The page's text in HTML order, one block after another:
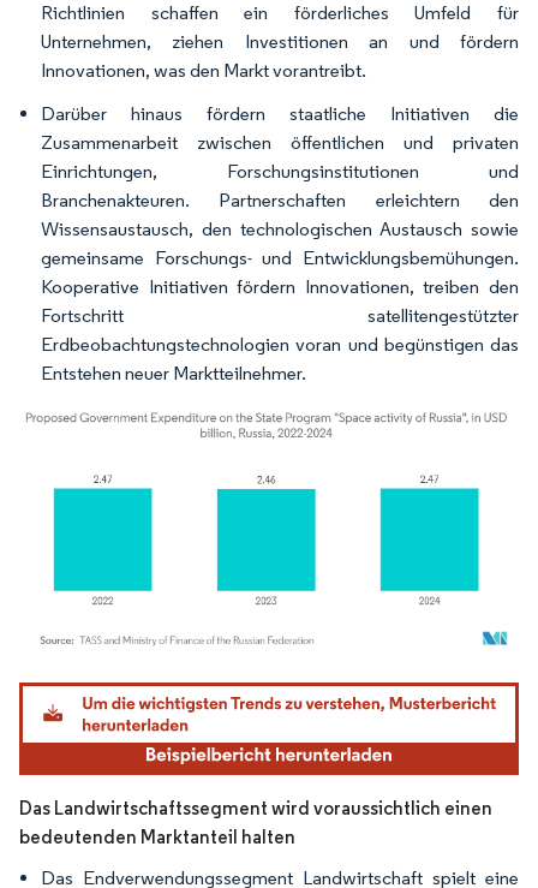
Richtlinien schaffen ein förderliches Umfeld für
Unternehmen, ziehen Investitionen an und fördern
Innovationen, was den Markt vorantreibt.
Darüber hinaus fördern staatliche Initiativen die
Zusammenarbeit zwischen öffentlichen und privaten
Einrichtungen, Forschungsinstitutionen und
Branchenakteuren. Partnerschaften erleichtern den
Wissensaustausch, den technologischen Austausch sowie
gemeinsame Forschungs- und Entwicklungsbemühungen.
Kooperative Initiativen fördern Innovationen, treiben den
Fortschritt satellitengestützter
Erdbeobachtungstechnologien voran und begünstigen das
Entstehen neuer Marktteilnehmer.
Bild © Mordor Intelligence. Wiederverwendung erfordert Namensnennung gemäß
Das Landwirtschaftssegment wird voraussichtlich einen
bedeutenden Marktanteil halten
Das Endverwendungssegment Landwirtschaft spielt eine